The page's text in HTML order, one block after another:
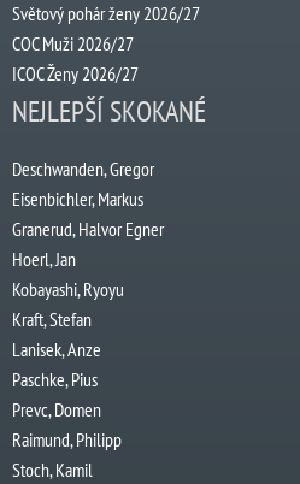
Světový pohár ženy 2026/27
COC Muži 2026/27
ICOC Ženy 2026/27
NEJLEPŠÍ SKOKANÉ
Deschwanden, Gregor
Eisenbichler, Markus
Granerud, Halvor Egner
Hoerl, Jan
Kobayashi, Ryoyu
Kraft, Stefan
Lanisek, Anze
Paschke, Pius
Prevc, Domen
Raimund, Philipp
Stoch, Kamil